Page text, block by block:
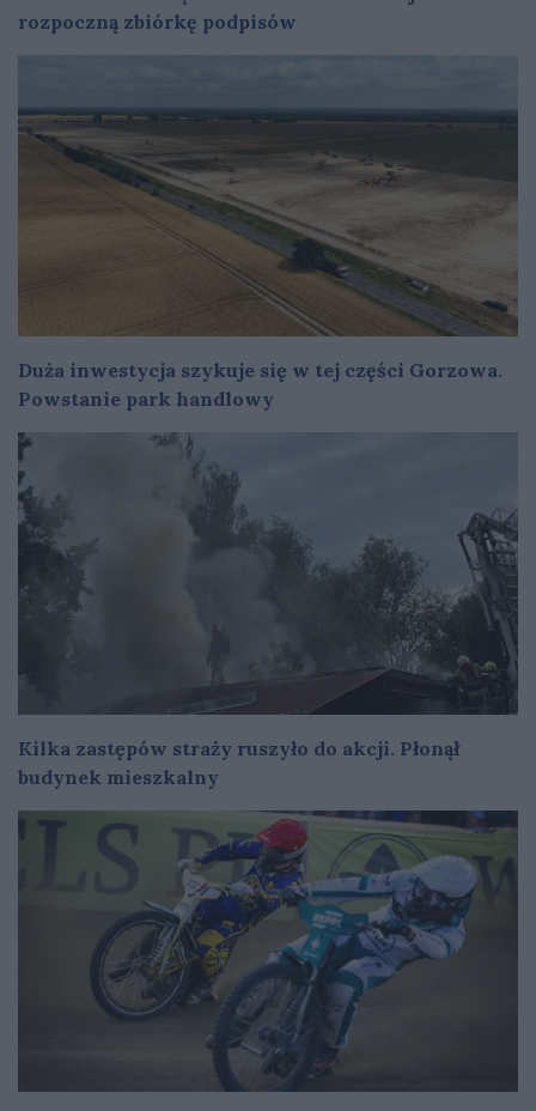
rozpoczną zbiórkę podpisów
Duża inwestycja szykuje się w tej części Gorzowa.
Powstanie park handlowy
Kilka zastępów straży ruszyło do akcji. Płonął
budynek mieszkalny